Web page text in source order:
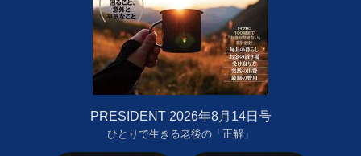
PRESIDENT 2026年8月14日号
ひとりで生きる老後の「正解」